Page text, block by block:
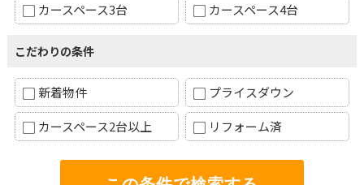
カースペース3台
カースペース4台
こだわりの条件
新着物件
プライスダウン
カースペース2台以上
リフォーム済